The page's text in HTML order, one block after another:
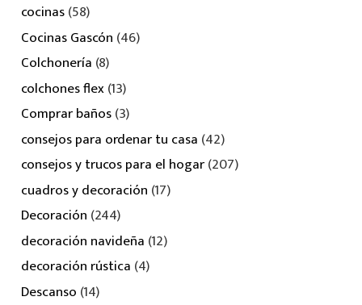
cocinas(58)
Cocinas Gascón (46)
Colchonería (8)
colchones flex(13)
Comprar baños(3)
consejos para ordenar tu casa (42)
consejos y trucos para el hogar(207)
cuadros y decoración (17)
Decoración (244)
decoración navideña (12)
decoración rústica (4)
Descanso (14)